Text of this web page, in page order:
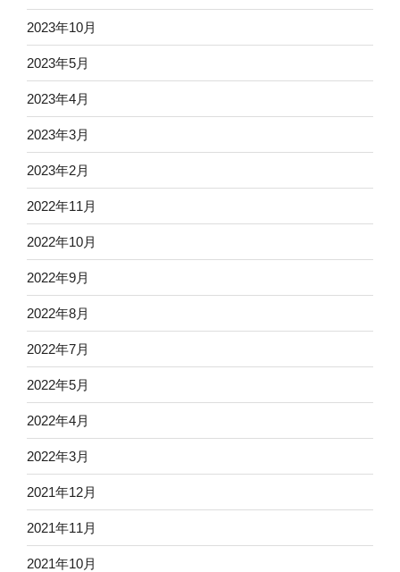
2023年10月
2023年5月
2023年4月
2023年3月
2023年2月
2022年11月
2022年10月
2022年9月
2022年8月
2022年7月
2022年5月
2022年4月
2022年3月
2021年12月
2021年11月
2021年10月